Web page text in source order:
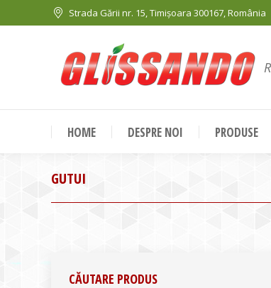
Strada Gării nr. 15, Timișoara 300167, România
HOME DESPRE NOI PRODUSE
GUTUI
CĂUTARE PRODUS